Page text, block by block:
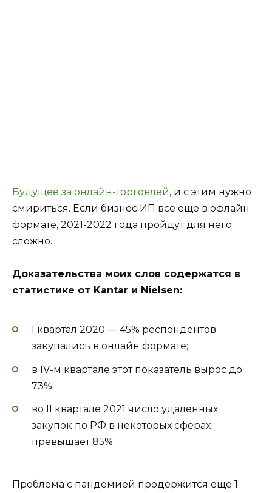
Будущее за онлайн-торговлей, и с этим нужно
смириться. Если бизнес ИП все еще в офлайн
формате, 2021-2022 года пройдут для него
сложно.
Доказательства моих слов содержатся в
статистике от Kantar и Nielsen:
I квартал 2020 — 45% респондентов
закупались в онлайн формате;
в IV-м квартале этот показатель вырос до
73%;
во II квартале 2021 число удаленных
закупок по РФ в некоторых сферах
превышает 85%.
Проблема с пандемией продержится еще 1